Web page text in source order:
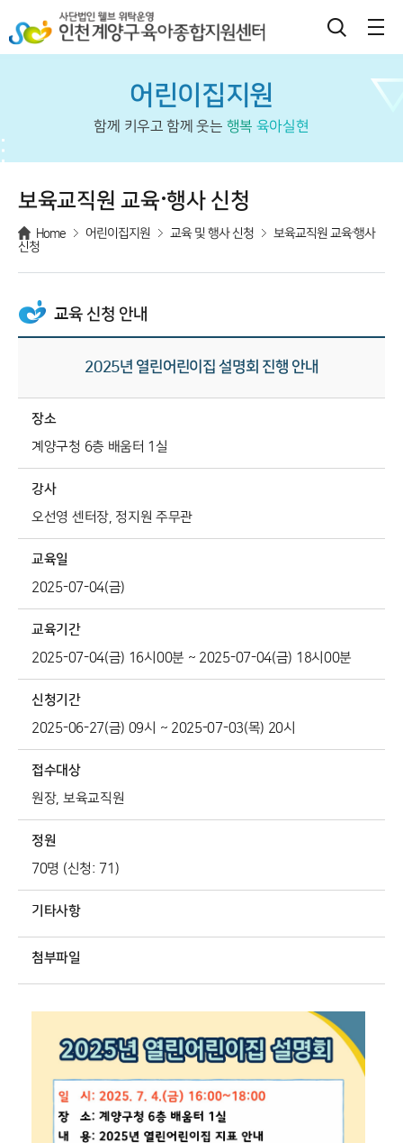
어린이집지원
함께 키우고 함께 웃는 행복 육아실현
보육교직원 교육·행사 신청
Home 어린이집지원 교육 및 행사 신청
보육교직원 교육·행사
신청
교육 신청 안내
2025년 열린어린이집 설명회 진행 안내
장소
계양구청 6층 배움터 1실
강사
오선영 센터장, 정지원 주무관
교육일
2025-07-04(금)
교육기간
2025-07-04(금) 16시00분 ~ 2025-07-04(금) 18시00분
신청기간
2025-06-27(금) 09시 ~ 2025-07-03(목) 20시
접수대상
원장, 보육교직원
정원
70명 (신청: 71)
기타사항
첨부파일